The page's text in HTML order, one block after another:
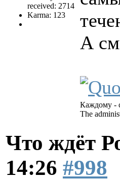
received: 2714
Karma: 123
А
Каждому -
The
Что ждёт
14:26 #998